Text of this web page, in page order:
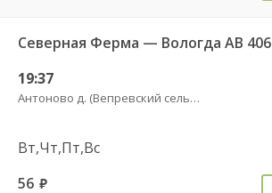
Северная Ферма — Вологда АВ 406
19:37
Антоново д. (Вепревский сельсовет)
Вт,Чт,Пт,Вс
56 руб.